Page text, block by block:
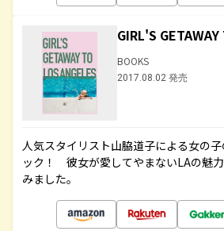
GIRL'S
BOOKS
2017.08.02 発売
人気スタイリスト山脇道子による女の
ック！ 彼女が愛してやまないLAの魅
みました。